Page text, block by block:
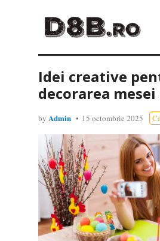
Idei creative
decorarea mesei
by Admin 15 octombrie 2025